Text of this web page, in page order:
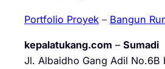
Portfolio Proyek – Bangun
kepalatukang.com – Sumadi
Jl. Albaidho Gang Adil No.6B